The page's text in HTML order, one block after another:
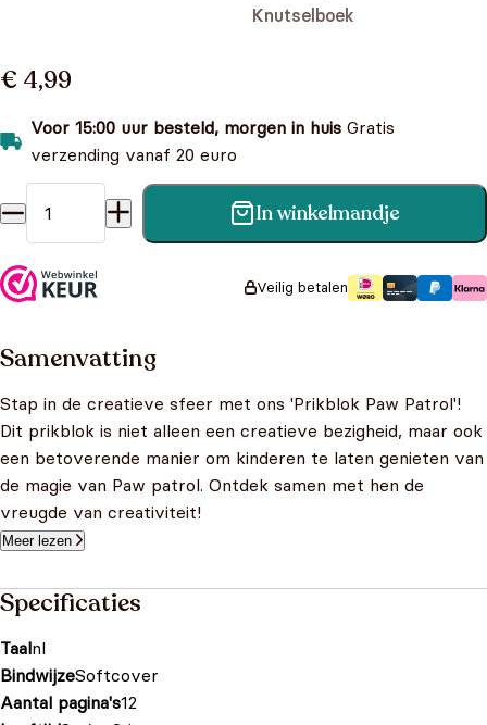
Knutselboek
€ 4,99
Voor 15:00 uur besteld, morgen in huis Gratis
verzending vanaf 20 euro
Prikblok PAW Patrol - Uitdrukplaatjes met Prikblok en
In winkelmandje
Veilig betalen
Samenvatting
Stap in de creatieve sfeer met ons 'Prikblok Paw Patrol'!
Dit prikblok is niet alleen een creatieve bezigheid, maar ook
een betoverende manier om kinderen te laten genieten van
de magie van Paw patrol. Ontdek samen met hen de
vreugde van creativiteit!
Meer lezen
Specificaties
Taalnl
BindwijzeSoftcover
Aantal pagina's12